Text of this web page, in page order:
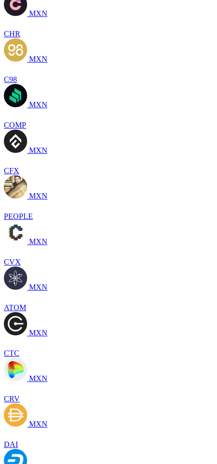
MXN
CHR
MXN
C98
MXN
COMP
MXN
CFX
MXN
PEOPLE
MXN
CVX
MXN
ATOM
MXN
CTC
MXN
CRV
MXN
DAI